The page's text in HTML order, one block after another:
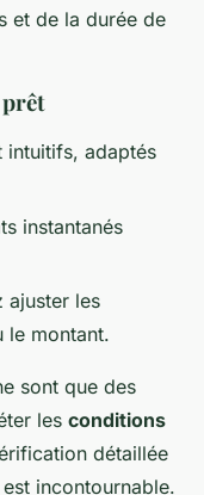
et de la durée de
prêt
intuitifs, adaptés
instantanés
ajuster les
le montant.
sont que des
les conditions
détaillée
incontournable.